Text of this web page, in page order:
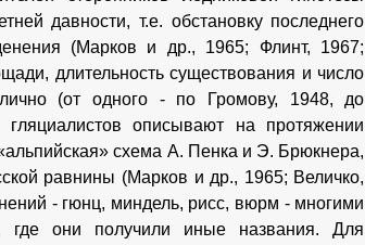
давности, т.е. обстановку последнего
(Марков и др., 1965; Флинт, 1967;
длительность существования и число
(от одного - по Громову, 1948, до
описывают на протяжении
схема А. Пенка и Э. Брюкнера,
равнины (Марков и др., 1965; Величко,
- гюнц, миндель, рисс, вюрм - многими
где они получили иные названия. Для